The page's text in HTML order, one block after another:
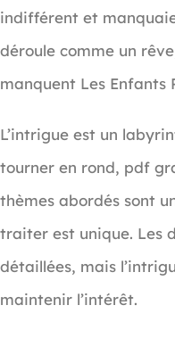
indifférent et
déroule comme un
manquent Les Enfants
L’intrigue est un
tourner en rond, pdf
thèmes abordés sont
traiter est unique. Les
détaillées, mais
maintenir l’intérêt.